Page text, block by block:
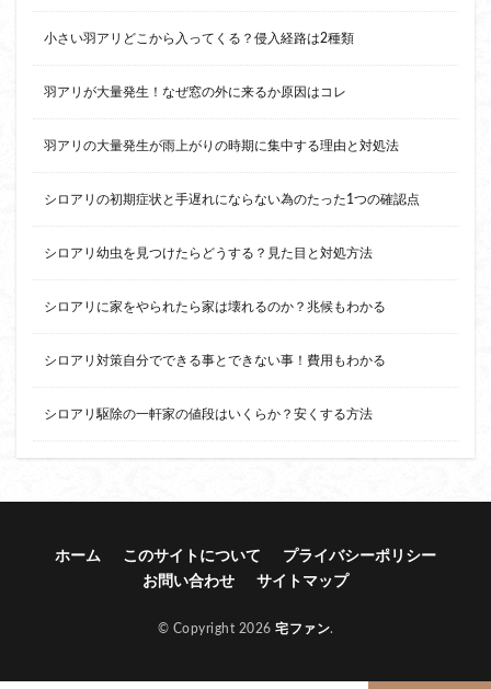
小さい羽アリどこから入ってくる？侵入経路は2種類
羽アリが大量発生！なぜ窓の外に来るか原因はコレ
羽アリの大量発生が雨上がりの時期に集中する理由と対処法
シロアリの初期症状と手遅れにならない為のたった1つの確認点
シロアリ幼虫を見つけたらどうする？見た目と対処方法
シロアリに家をやられたら家は壊れるのか？兆候もわかる
シロアリ対策自分でできる事とできない事！費用もわかる
シロアリ駆除の一軒家の値段はいくらか？安くする方法
ホーム このサイトについて
プライバシーポリシー
お問い合わせ
サイトマップ
© Copyright 2026 宅ファン.